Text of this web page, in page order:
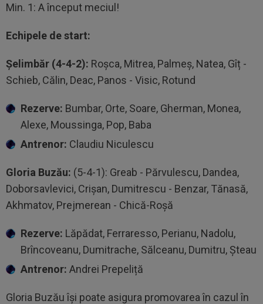
Min. 1: A început meciul!
Echipele de start:
Șelimbăr (4-4-2): Roșca, Mitrea, Palmeș, Natea, Gîț -
Schieb, Călin, Deac, Panos - Visic, Rotund
Rezerve: Bumbar, Orte, Soare, Gherman, Monea,
Alexe, Moussinga, Pop, Baba
Antrenor: Claudiu Niculescu
Gloria Buzău: (5-4-1): Greab - Părvulescu, Dandea,
Doborsavlevici, Crișan, Dumitrescu - Benzar, Tănasă,
Akhmatov, Prejmerean - Chică-Roșă
Rezerve: Lăpădat, Ferraresso, Perianu, Nadolu,
Brîncoveanu, Dumitrache, Sălceanu, Dumitru, Șteau
Antrenor: Andrei Prepeliță
Gloria Buzău își poate asigura promovarea în cazul în